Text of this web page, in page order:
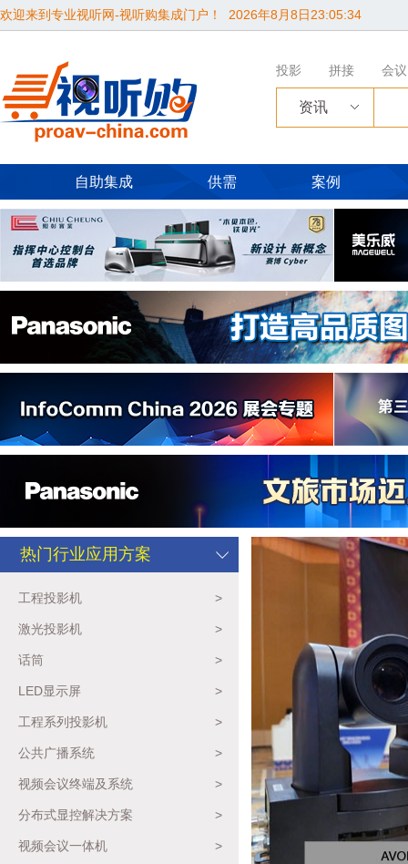
欢迎来到专业视听网-视听购集成门户！ 2026年8月8日23:05:35
投影 拼接 会议
资讯
自助集成 供需 案例
热门行业应用方案
工程投影机 >
激光投影机 >
话筒 >
LED显示屏 >
工程系列投影机 >
公共广播系统 >
视频会议终端及系统 >
分布式显控解决方案 >
视频会议一体机 >